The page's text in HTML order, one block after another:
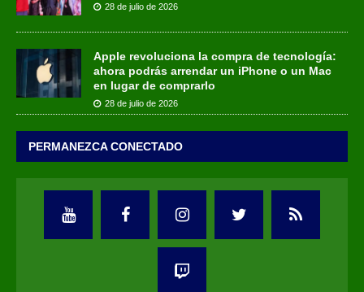
28 de julio de 2026
Apple revoluciona la compra de tecnología:
ahora podrás arrendar un iPhone o un Mac
en lugar de comprarlo
28 de julio de 2026
PERMANEZCA CONECTADO